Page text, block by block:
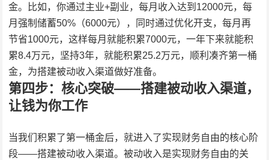
金。比如，你通过主业+副业，每月收入达到12000元，每
月强制储蓄50%（6000元），同时通过优化开支，每月再
节省1000元，这样每月就能积累7000元，一年下来就能积
累8.4万元，坚持3年，就能积累25.2万元，顺利凑齐第一桶
金，为搭建被动收入渠道做好准备。
第四步：核心突破——搭建被动收入渠道，
让钱为你工作
当我们积累了第一桶金后，就进入了实现财务自由的核心阶
段——搭建被动收入渠道。被动收入是实现财务自由的关